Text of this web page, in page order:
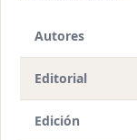
Autores
Editorial
Edición